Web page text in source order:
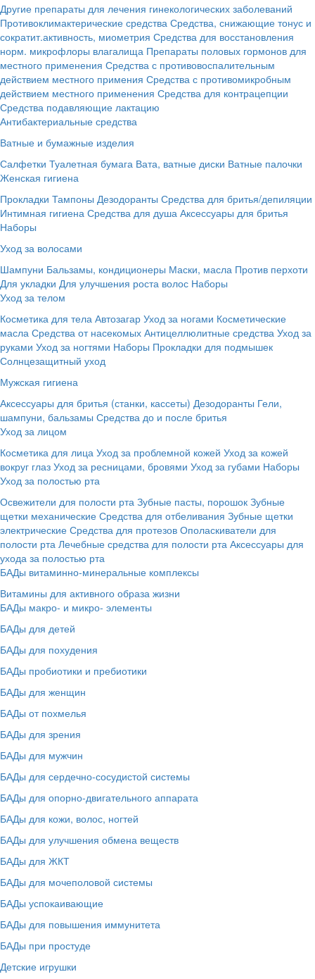
Другие препараты для лечения гинекологических заболеваний
Противоклимактерические средства Средства, снижающие тонус и
сократит.активность, миометрия Средства для восстановления
норм. микрофлоры влагалища Препараты половых гормонов для
местного применения Средства с противовоспалительным
действием местного примения Средства с противомикробным
действием местного применения Средства для контрацепции
Средства подавляющие лактацию
Антибактериальные средства
Ватные и бумажные изделия
Салфетки Туалетная бумага Вата, ватные диски Ватные палочки
Женская гигиена
Прокладки Тампоны Дезодоранты Средства для бритья/депиляции
Интимная гигиена Средства для душа Аксессуары для бритья
Наборы
Уход за волосами
Шампуни Бальзамы, кондиционеры Маски, масла Против перхоти
Для укладки Для улучшения роста волос Наборы
Уход за телом
Косметика для тела Автозагар Уход за ногами Косметические
масла Средства от насекомых Антицеллюлитные средства Уход за
руками Уход за ногтями Наборы Прокладки для подмышек
Солнцезащитный уход
Мужская гигиена
Аксессуары для бритья (станки, кассеты) Дезодоранты Гели,
шампуни, бальзамы Средства до и после бритья
Уход за лицом
Косметика для лица Уход за проблемной кожей Уход за кожей
вокруг глаз Уход за ресницами, бровями Уход за губами Наборы
Уход за полостью рта
Освежители для полости рта Зубные пасты, порошок Зубные
щетки механические Средства для отбеливания Зубные щетки
электрические Средства для протезов Ополаскиватели для
полости рта Лечебные средства для полости рта Аксессуары для
ухода за полостью рта
БАДы витаминно-минеральные комплексы
Витамины для активного образа жизни
БАДы макро- и микро- элементы
БАДы для детей
БАДы для похудения
БАДы пробиотики и пребиотики
БАДы для женщин
БАДы от похмелья
БАДы для зрения
БАДы для мужчин
БАДы для сердечно-сосудистой системы
БАДы для опорно-двигательного аппарата
БАДы для кожи, волос, ногтей
БАДы для улучшения обмена веществ
БАДы для ЖКТ
БАДы для мочеполовой системы
БАДы успокаивающие
БАДы для повышения иммунитета
БАДы при простуде
Детские игрушки